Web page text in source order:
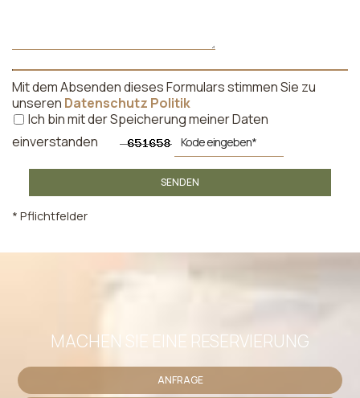
Mit dem Absenden dieses Formulars stimmen Sie zu
unseren Datenschutz Politik
Ich bin mit der Speicherung meiner Daten
einverstanden
SENDEN
* Pflichtfelder
MACHEN SIE EINE RESERVIERUNG
ANFRAGE